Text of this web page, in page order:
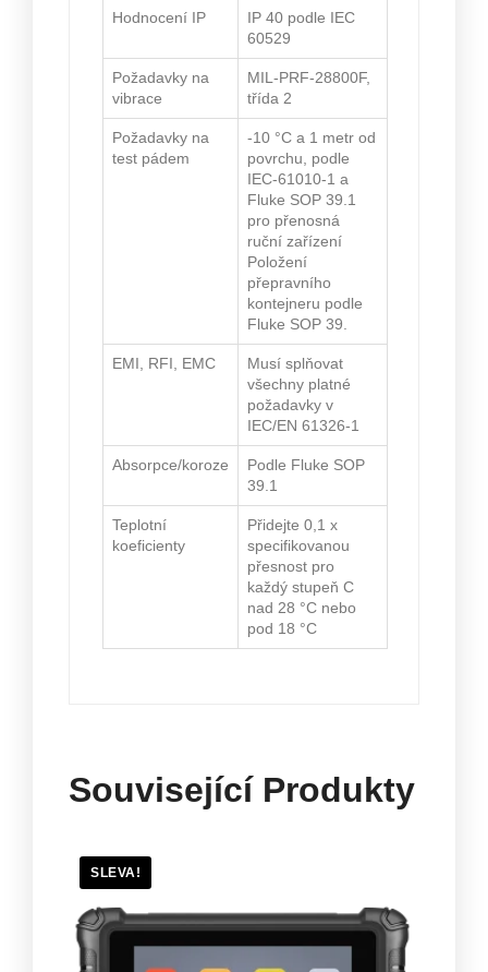
Hodnocení IP
IP 40 podle IEC
60529
Požadavky na
vibrace
MIL-PRF-28800F,
třída 2
Požadavky na
test pádem
-10 °C a 1 metr od
povrchu, podle
IEC-61010-1 a
Fluke SOP 39.1
pro přenosná
ruční zařízení
Položení
přepravního
kontejneru podle
Fluke SOP 39.
EMI, RFI, EMC
Musí splňovat
všechny platné
požadavky v
IEC/EN 61326-1
Absorpce/koroze
Podle Fluke SOP
39.1
Teplotní
koeficienty
Přidejte 0,1 x
specifikovanou
přesnost pro
každý stupeň C
nad 28 °C nebo
pod 18 °C
Související Produkty
SLEVA!